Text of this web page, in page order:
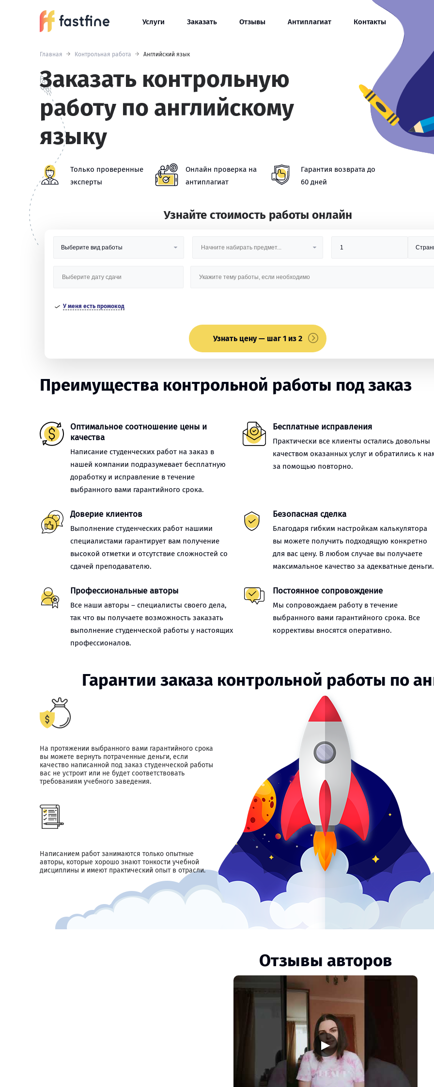
Услуги Заказать Отзывы Антиплагиат Контакты
Главная Контрольная работа Английский язык
Заказать контрольную
работу по английскому
языку
Только проверенные
эксперты
Онлайн проверка на
антиплагиат
Гарантия возврата до
60 дней
Узнайте стоимость работы онлайн
У меня есть промокод
Узнать цену — шаг 1 из 2
Преимущества контрольной работы под заказ
Оптимальное соотношение цены и
качества
Написание студенческих работ на заказ в
нашей компании подразумевает бесплатную
доработку и исправление в течение
выбранного вами гарантийного срока.
Бесплатные исправления
Практически все клиенты остались довольны
качеством оказанных услуг и обратились к
за помощью повторно.
Доверие клиентов
Выполнение студенческих работ нашими
специалистами гарантирует вам получение
высокой отметки и отсутствие сложностей со
сдачей преподавателю.
Безопасная сделка
Благодаря гибким настройкам калькулятора
вы можете получить подходящую конкретно
для вас цену. В любом случае вы получаете
максимальное качество за адекватные деньги.
Профессиональные авторы
Все наши авторы – специалисты своего дела,
так что вы получаете возможность заказать
выполнение студенческой работы у настоящих
профессионалов.
Постоянное сопровождение
Мы сопровождаем работу в течение
выбранного вами гарантийного срока. Все
коррективы вносятся оперативно.
Гарантии заказа контрольной работы по
На протяжении выбранного вами гарантийного срока
вы можете вернуть потраченные деньги, если
качество написанной под заказ студенческой работы
вас не устроит или не будет соответствовать
требованиям учебного заведения.
Написанием работ занимаются только опытные
авторы, которые хорошо знают тонкости учебной
дисциплины и имеют практический опыт в отрасли.
Отзывы авторов
▶